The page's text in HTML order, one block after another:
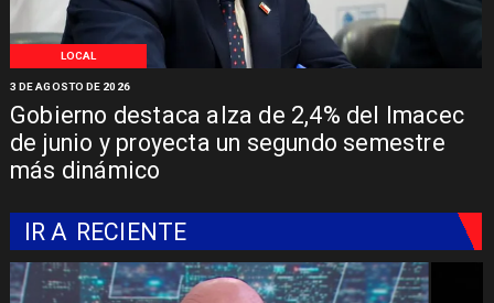
LOCAL
Gobierno destaca alza de 2,4% del Imacec
de junio y proyecta un segundo semestre
más dinámico
3 DE AGOSTO DE 2026
IR A RECIENTE